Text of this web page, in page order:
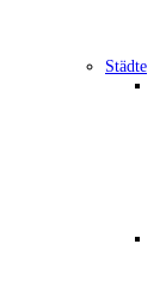
Städte